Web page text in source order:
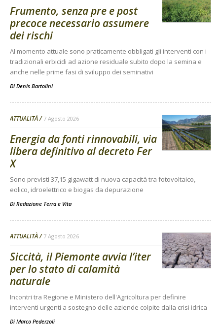
Frumento, senza pre e post
precoce necessario assumere
dei rischi
Al momento attuale sono praticamente obbligati gli interventi con i
tradizionali erbicidi ad azione residuale subito dopo la semina e
anche nelle prime fasi di sviluppo dei seminativi
Di Denis Bartolini
ATTUALITÀ 7 Agosto 2026
Energia da fonti rinnovabili, via
libera definitivo al decreto Fer
X
Sono previsti 37,15 gigawatt di nuova capacità tra fotovoltaico,
eolico, idroelettrico e biogas da depurazione
Di Redazione Terra e Vita
ATTUALITÀ 7 Agosto 2026
Siccità, il Piemonte avvia l’iter
per lo stato di calamità
naturale
Incontri tra Regione e Ministero dell'Agricoltura per definire
interventi urgenti a sostegno delle aziende colpite dalla crisi idrica
Di Marco Pederzoli